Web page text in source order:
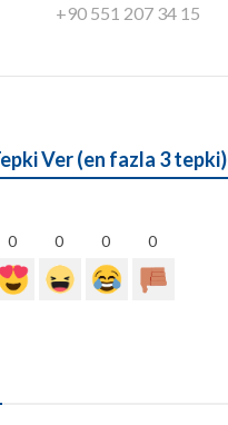
+90 551 207 34 15
Ver (en fazla 3 tepki)
0 0 0 0